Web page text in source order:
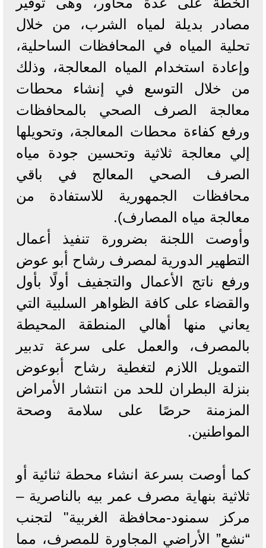
مصادر بديلة لمياه الشرب، من خلال
تحلية المياه في المحافظات الساحلية،
وإعادة استخدام المياه المعالجة، وذلك
من خلال التوسع في إنشاء محطات
معالجة الصرف الصحي بالمحافظات
ورفع كفاءة محطات المعالجة، وتحويلها
إلي معالجة ثلاثية وتحسين جودة مياه
الصرف الصحي المعالج في باقي
محافظات الجمهورية للاستفادة من
معالجة مياه المصارف).
وأوصت اللجنة بضرورة تنفيذ أعمال
التطهير الدورية لمصرف رشاح أبو عوض
ورفع ناتج الأعمال والتجفيف أولًا بأول
والقضاء على كافة الظواهر السلبية التي
يعاني منها أهالي المنطقة المحيطة
بالمصرف، والعمل على سرعة تدبير
التمويل اللازم لتغطية رشاح أبوعوض
بنزلة البطران للحد من انتشار الأمراض
المزمنة حرصًا على سلامة وصحة
المواطنين.
كما أوصت بسرعة انشاء محطة ثنائية أو
ثلاثية بنهاية مصرف عمر بيه بالناصرية –
مركز سمنود-محافظة الغربية" لتجنب
“نشع” الأراضي المجاورة للمصرف، مما